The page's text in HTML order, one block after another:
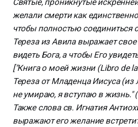
желали смерти как
чтобы полностью соединиться
Тереза из Авила выражает
видеть Бога, а чтобы Его
["Книга о моей жизни (Libro de
Тереза от Младенца Иисуса (из
не умираю, я вступаю в жизнь."
Также слова св. Игнатия
выражают его желание